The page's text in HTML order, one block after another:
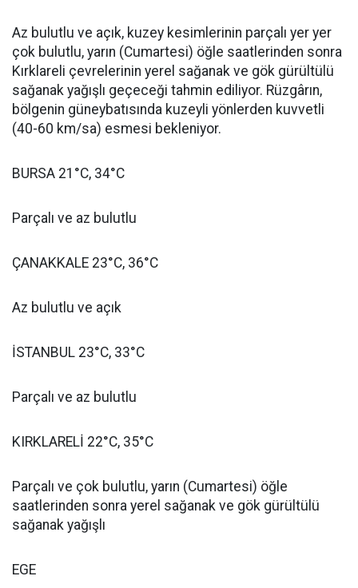
Az bulutlu ve açık, kuzey kesimlerinin parçalı yer yer
çok bulutlu, yarın (Cumartesi) öğle saatlerinden sonra
Kırklareli çevrelerinin yerel sağanak ve gök gürültülü
sağanak yağışlı geçeceği tahmin ediliyor. Rüzgârın,
bölgenin güneybatısında kuzeyli yönlerden kuvvetli
(40-60 km/sa) esmesi bekleniyor.
BURSA 21°C, 34°C
Parçalı ve az bulutlu
ÇANAKKALE 23°C, 36°C
Az bulutlu ve açık
İSTANBUL 23°C, 33°C
Parçalı ve az bulutlu
KIRKLARELİ 22°C, 35°C
Parçalı ve çok bulutlu, yarın (Cumartesi) öğle
saatlerinden sonra yerel sağanak ve gök gürültülü
sağanak yağışlı
EGE